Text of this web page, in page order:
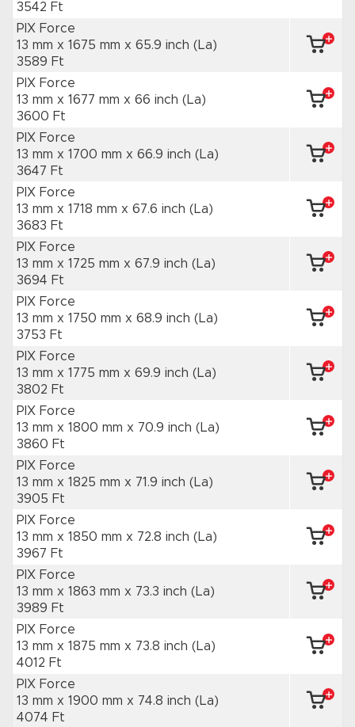
3542 Ft
PIX Force
13 mm x 1675 mm x 65.9 inch (La)
3589 Ft
PIX Force
13 mm x 1677 mm x 66 inch (La)
3600 Ft
PIX Force
13 mm x 1700 mm x 66.9 inch (La)
3647 Ft
PIX Force
13 mm x 1718 mm x 67.6 inch (La)
3683 Ft
PIX Force
13 mm x 1725 mm x 67.9 inch (La)
3694 Ft
PIX Force
13 mm x 1750 mm x 68.9 inch (La)
3753 Ft
PIX Force
13 mm x 1775 mm x 69.9 inch (La)
3802 Ft
PIX Force
13 mm x 1800 mm x 70.9 inch (La)
3860 Ft
PIX Force
13 mm x 1825 mm x 71.9 inch (La)
3905 Ft
PIX Force
13 mm x 1850 mm x 72.8 inch (La)
3967 Ft
PIX Force
13 mm x 1863 mm x 73.3 inch (La)
3989 Ft
PIX Force
13 mm x 1875 mm x 73.8 inch (La)
4012 Ft
PIX Force
13 mm x 1900 mm x 74.8 inch (La)
4074 Ft